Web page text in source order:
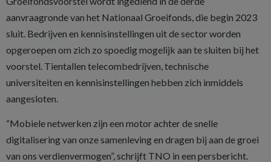
aanvraagronde van het Nationaal Groeifonds, die begin 2023
sluit. Bedrijven en kennisinstellingen uit de sector worden
opgeroepen om zich zo spoedig mogelijk aan te sluiten bij het
voorstel. Tientallen telecombedrijven, technische
universiteiten en kennisinstellingen hebben zich inmiddels
aangesloten.
“Mobiele netwerken zijn een motor achter de snelle
digitalisering van onze samenleving en dragen bij aan de groei
van ons verdienvermogen”, schrijft TNO in een persbericht.